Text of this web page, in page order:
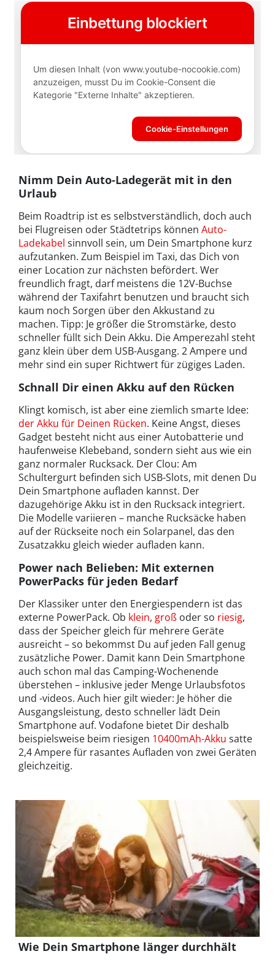
Nimm Dein Auto-Ladegerät mit in den
Urlaub
Beim Roadtrip ist es selbstverständlich, doch auch
bei Flugreisen oder Städtetrips können Auto-
Ladekabel sinnvoll sein, um Dein Smartphone kurz
aufzutanken. Zum Beispiel im Taxi, das Dich von
einer Location zur nächsten befördert. Wer
freundlich fragt, darf meistens die 12V-Buchse
während der Taxifahrt benutzen und braucht sich
kaum noch Sorgen über den Akkustand zu
machen. Tipp: Je größer die Stromstärke, desto
schneller füllt sich Dein Akku. Die Amperezahl steht
ganz klein über dem USB-Ausgang. 2 Ampere und
mehr sind ein super Richtwert für zügiges Laden.
Schnall Dir einen Akku auf den Rücken
Klingt komisch, ist aber eine ziemlich smarte Idee:
der Akku für Deinen Rücken. Keine Angst, dieses
Gadget besteht nicht aus einer Autobatterie und
haufenweise Klebeband, sondern sieht aus wie ein
ganz normaler Rucksack. Der Clou: Am
Schultergurt befinden sich USB-Slots, mit denen Du
Dein Smartphone aufladen kannst. Der
dazugehörige Akku ist in den Rucksack integriert.
Die Modelle variieren – manche Rucksäcke haben
auf der Rückseite noch ein Solarpanel, das den
Zusatzakku gleich wieder aufladen kann.
Power nach Belieben: Mit externen
PowerPacks für jeden Bedarf
Der Klassiker unter den Energiespendern ist das
externe PowerPack. Ob klein, groß oder so riesig,
dass der Speicher gleich für mehrere Geräte
ausreicht – so bekommst Du auf jeden Fall genug
zusätzliche Power. Damit kann Dein Smartphone
auch schon mal das Camping-Wochenende
überstehen – inklusive jeder Menge Urlaubsfotos
und -videos. Auch hier gilt wieder: Je höher die
Ausgangsleistung, desto schneller lädt Dein
Smartphone auf. Vodafone bietet Dir deshalb
beispielsweise beim riesigen 10400mAh-Akku satte
2,4 Ampere für rasantes Aufladen von zwei Geräten
gleichzeitig.
Wie Dein Smartphone länger durchhält